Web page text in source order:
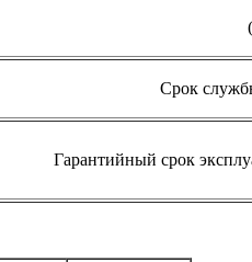
Срок
Гарантийный срок